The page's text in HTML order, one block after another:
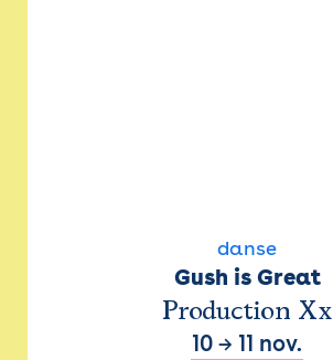
danse
Gush is Great
Production Xx
10 → 11 nov.